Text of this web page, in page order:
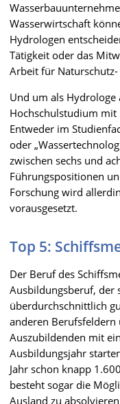
Wasserwirtschaft
Hydrologen
Tätigkeit oder das
Arbeit für
Und um als
Hochschulstudium mit
Entweder im
oder
zwischen sechs und
Führungspositionen
Forschung wird
vorausgesetzt.
Top 5:
Der Beruf des
Ausbildungsberuf, der
überdurchschnittlich
anderen
Auszubildenden mit
Ausbildungsjahr
Jahr schon knapp
besteht sogar die
Ausland zu